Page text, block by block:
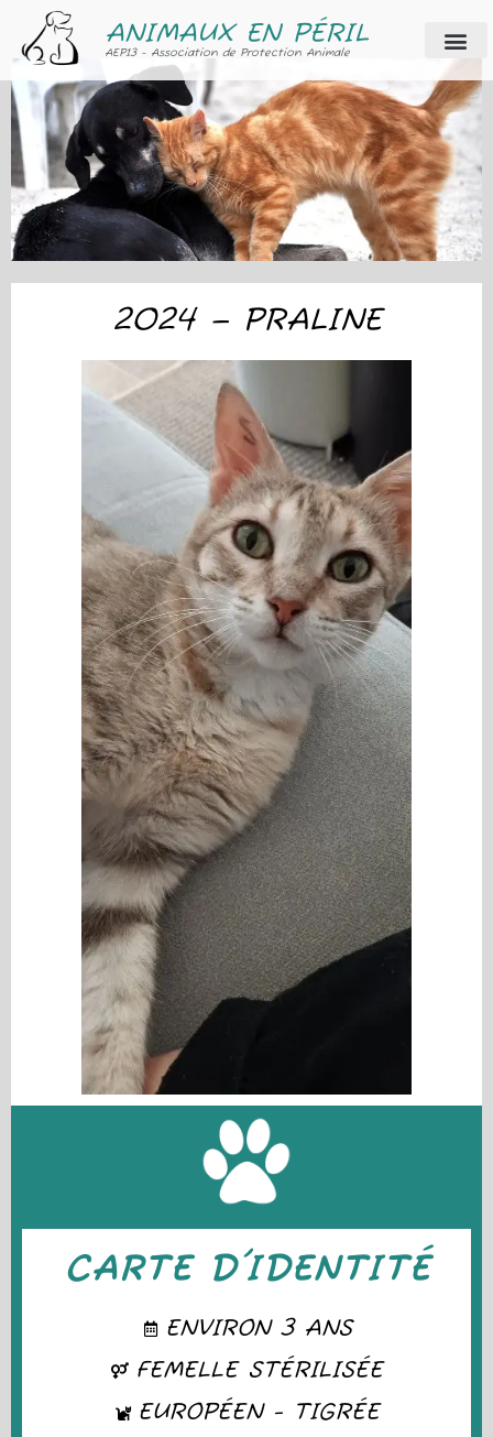
ANIMAUX EN PÉRIL
AEP13 - Association de Protection Animale
2024 – PRALINE
CARTE D'IDENTITÉ
ENVIRON 3 ANS
FEMELLE STÉRILISÉE
EUROPÉEN - TIGRÉE